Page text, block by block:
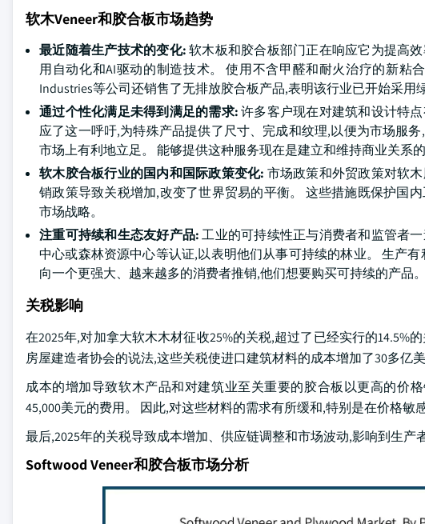
软木Veneer和胶合板市场趋势
最近随着生产技术的变化:软木板和胶合板部门正在响应它为提高
用自动化和AI驱动的制造技术。 使用不含甲醛和耐火治疗的新粘
Industries等公司还销售了无排放胶合板产品,表明该行业已开始采用
通过个性化满足未得到满足的需求:许多客户现在对建筑和设计特
应了这一呼吁,为特殊产品提供了尺寸、完成和纹理,以便为市场服
市场上有利地立足。 能够提供这种服务现在是建立和维持商业关系
软木胶合板行业的国内和国际政策变化: 市场政策和外贸政策对软
销政策导致关税增加,改变了世界贸易的平衡。 这些措施既保护国
市场战略。
注重可持续和生态友好产品:工业的可持续性正与消费者和监管者
中心或森林资源中心等认证,以表明他们从事可持续的林业。 生产
向一个更强大、越来越多的消费者推销,他们想要购买可持续的产品。
关税影响
在2025年,对加拿大软木木材征收25%的关税,超过了已经实行的
房屋建造者协会的说法,这些关税使进口建筑材料的成本增加了30多亿美
成本的增加导致软木产品和对建筑业至关重要的胶合板以更高的价
45,000美元的费用。 因此,对这些材料的需求有所缓和,特别是在价格敏
最后,2025年的关税导致成本增加、供应链调整和市场波动,影响到生产
Softwood Veneer和胶合板市场分析